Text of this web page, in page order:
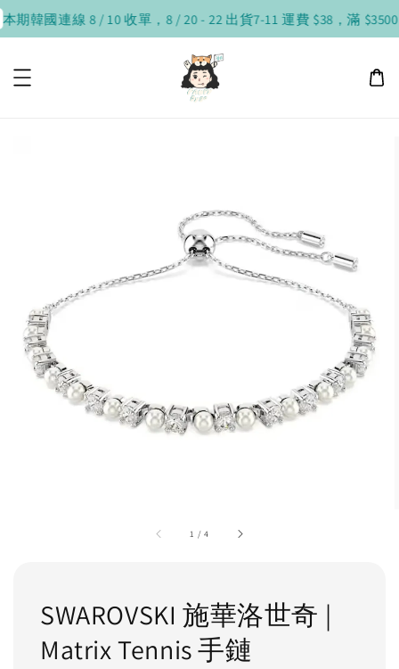
期韓國連線 8 / 10 收單，8 / 20 - 22 出貨7-11 運費 $38，滿 $3500
1 /4
SWAROVSKI 施華洛世奇 |
Matrix Tennis 手鏈